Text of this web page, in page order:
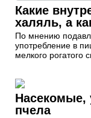
Какие
халяль, а
По мнению
употребление в
мелкого рогатого
Насекомые,
пчела